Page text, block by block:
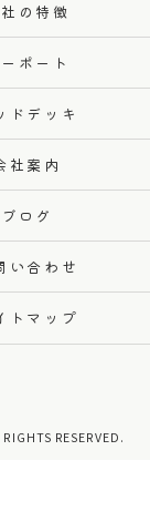
の特徴
ポート
ドデッキ
社案内
ブログ
い合わせ
トマップ
RESERVED.